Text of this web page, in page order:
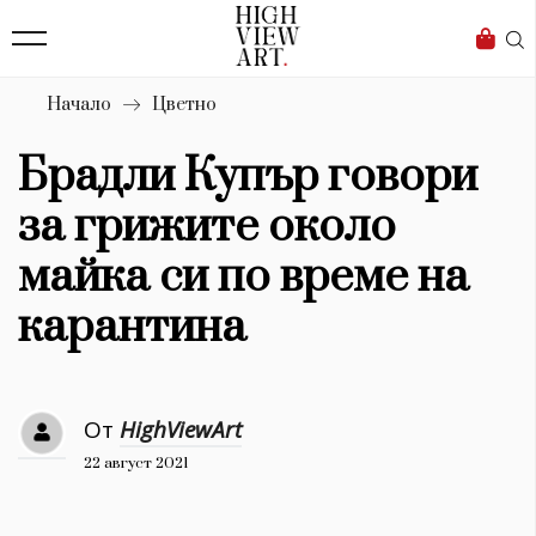
Бизнес
Мода
Dialogue
Изкуство
4340
Красота
777
Дизайн
1272
Начало Цветно
Брадли Купър говори
за грижите около
майка си по време на
карантина
От HighViewArt
22 август 2021